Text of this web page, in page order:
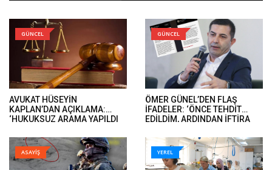
GÜNCEL
AVUKAT HÜSEYİN
KAPLAN’DAN AÇIKLAMA:
‘HUKUKSUZ ARAMA YAPILDI
DOSYALARINA EL KONULDU’..
GÜNCEL
ÖMER GÜNEL’DEN FLAŞ
İFADELER: ‘ÖNCE TEHDİT
EDİLDİM, ARDINDAN İFTİRA
ASAYİŞ YEREL